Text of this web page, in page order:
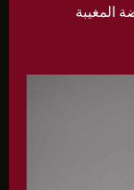
المغيبة